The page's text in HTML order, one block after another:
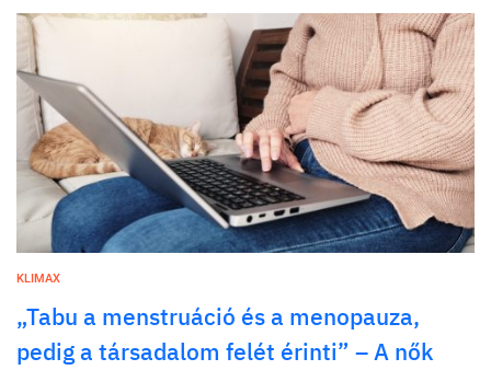
KLIMAX
„Tabu a menstruáció és a menopauza,
pedig a társadalom felét érinti” – A nők